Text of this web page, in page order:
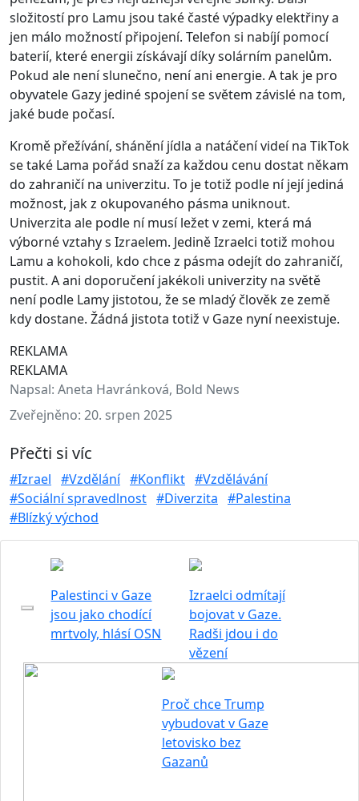
složitostí pro Lamu jsou také časté výpadky elektřiny a
jen málo možností připojení. Telefon si nabíjí pomocí
baterií, které energii získávají díky solárním panelům.
Pokud ale není slunečno, není ani energie. A tak je pro
obyvatele Gazy jediné spojení se světem závislé na tom,
jaké bude počasí.
Kromě přežívání, shánění jídla a natáčení videí na TikTok
se také Lama pořád snaží za každou cenu dostat někam
do zahraničí na univerzitu. To je totiž podle ní její jediná
možnost, jak z okupovaného pásma uniknout.
Univerzita ale podle ní musí ležet v zemi, která má
výborné vztahy s Izraelem. Jedině Izraelci totiž mohou
Lamu a kohokoli, kdo chce z pásma odejít do zahraničí,
pustit. A ani doporučení jakékoli univerzity na světě
není podle Lamy jistotou, že se mladý člověk ze země
kdy dostane. Žádná jistota totiž v Gaze nyní neexistuje.
REKLAMA
REKLAMA
Napsal: Aneta Havránková, Bold News
Zveřejněno: 20. srpen 2025
Přečti si víc
#Izrael #Vzdělání #Konflikt #Vzdělávání
#Sociální spravedlnost #Diverzita #Palestina
#Blízký východ
Palestinci v Gaze
jsou jako chodící
mrtvoly, hlásí OSN
Izraelci odmítají
bojovat v Gaze.
Radši jdou i do
vězení
Proč chce Trump
vybudovat v Gaze
letovisko bez
Gazanů